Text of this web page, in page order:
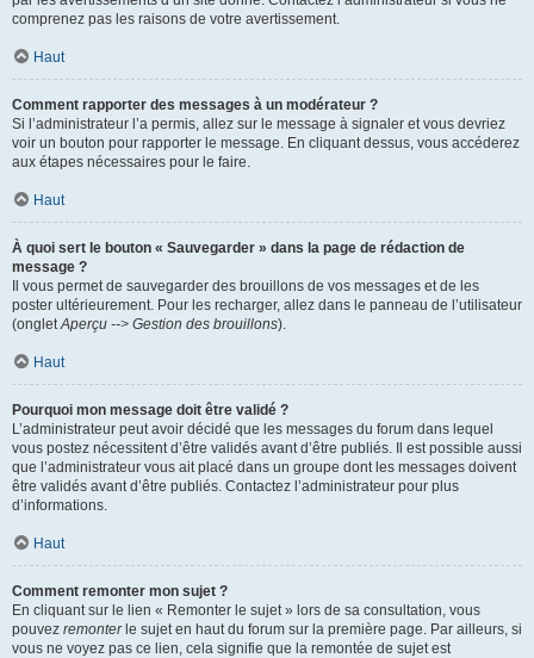
comprenez pas les raisons de votre avertissement.
Haut
Comment rapporter des messages à un modérateur ?
Si l’administrateur l’a permis, allez sur le message à signaler et vous devriez
voir un bouton pour rapporter le message. En cliquant dessus, vous accéderez
aux étapes nécessaires pour le faire.
Haut
À quoi sert le bouton « Sauvegarder » dans la page de rédaction de
message ?
Il vous permet de sauvegarder des brouillons de vos messages et de les
poster ultérieurement. Pour les recharger, allez dans le panneau de l’utilisateur
(ongletAperçu --> Gestion des brouillons).
Haut
Pourquoi mon message doit être validé ?
L’administrateur peut avoir décidé que les messages du forum dans lequel
vous postez nécessitent d’être validés avant d’être publiés. Il est possible aussi
que l’administrateur vous ait placé dans un groupe dont les messages doivent
être validés avant d’être publiés. Contactez l’administrateur pour plus
d’informations.
Haut
Comment remonter mon sujet ?
En cliquant sur le lien « Remonter le sujet » lors de sa consultation, vous
pouvez remonterle sujet en haut du forum sur la première page. Par ailleurs, si
vous ne voyez pas ce lien, cela signifie que la remontée de sujet est